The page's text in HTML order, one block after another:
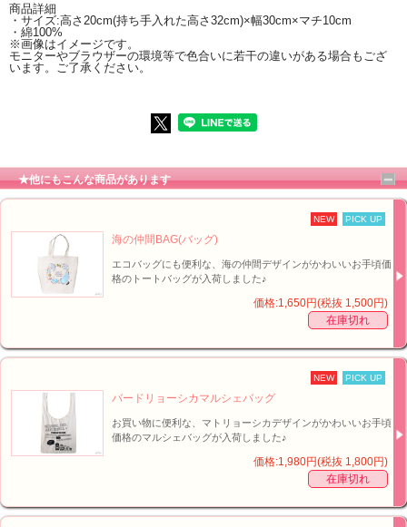
商品詳細
・サイズ:高さ20cm(持ち手入れた高さ32cm)×幅30cm×マチ10cm
・綿100%
※画像はイメージです。
モニターやブラウザーの環境等で色合いに若干の違いがある場合もござ
います。ご了承ください。
★他にもこんな商品があります
NEW PICK UP
海の仲間BAG(バッグ)
エコバッグにも便利な、海の仲間デザインがかわいいお手頃価
格のトートバッグが入荷しました♪
価格:1,650円(税抜 1,500円)
在庫切れ
NEW PICK UP
バードリョーシカマルシェバッグ
お買い物に便利な、マトリョーシカデザインがかわいいお手頃
価格のマルシェバッグが入荷しました♪
価格:1,980円(税抜 1,800円)
在庫切れ